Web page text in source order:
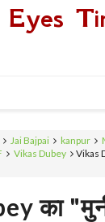
Eyes
Jai Bajpai kanpur
Vikas Dubey
Vikas
का